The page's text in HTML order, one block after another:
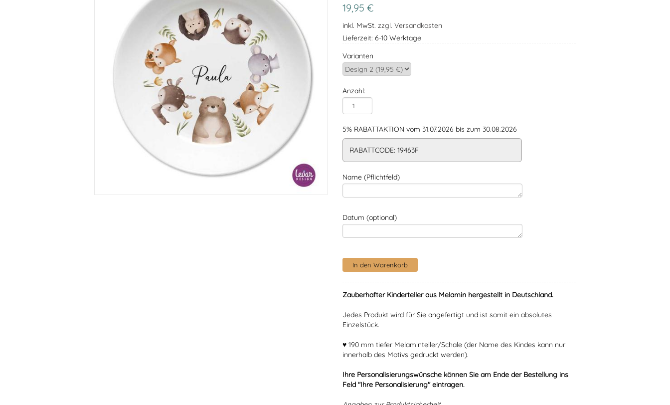
19,95 €
inkl. MwSt. zzgl. Versandkosten
Lieferzeit: 6-10 Werktage
Varianten
Anzahl:
5% RABATTAKTION vom 31.07.2026 bis zum 30.08.2026
RABATTCODE: 19463F
Name (Pflichtfeld)
Datum (optional)
Zauberhafter Kinderteller aus Melamin hergestellt in Deutschland.
Jedes Produkt wird für Sie angefertigt und ist somit ein absolutes
Einzelstück.
♥ 190 mm tiefer Melaminteller/Schale (der Name des Kindes kann nur
innerhalb des Motivs gedruckt werden).
Ihre Personalisierungswünsche können Sie am Ende der Bestellung ins
Feld "Ihre Personalisierung" eintragen.